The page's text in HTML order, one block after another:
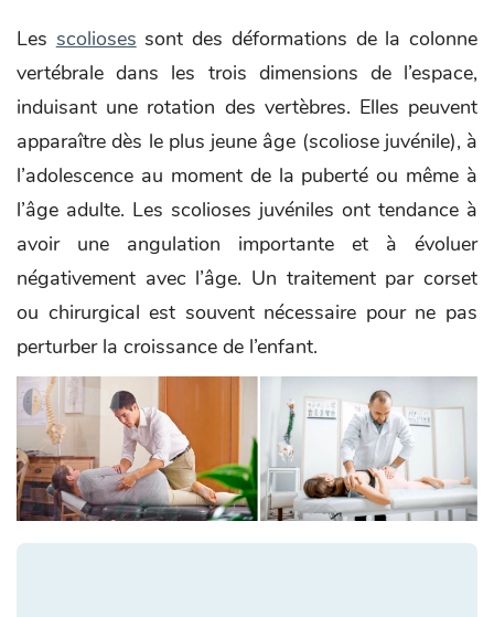
Les scolioses sont des déformations de la colonne
vertébrale dans les trois dimensions de l’espace,
induisant une rotation des vertèbres. Elles peuvent
apparaître dès le plus jeune âge (scoliose juvénile), à
l’adolescence au moment de la puberté ou même à
l’âge adulte. Les scolioses juvéniles ont tendance à
avoir une angulation importante et à évoluer
négativement avec l’âge. Un traitement par corset
ou chirurgical est souvent nécessaire pour ne pas
perturber la croissance de l’enfant.